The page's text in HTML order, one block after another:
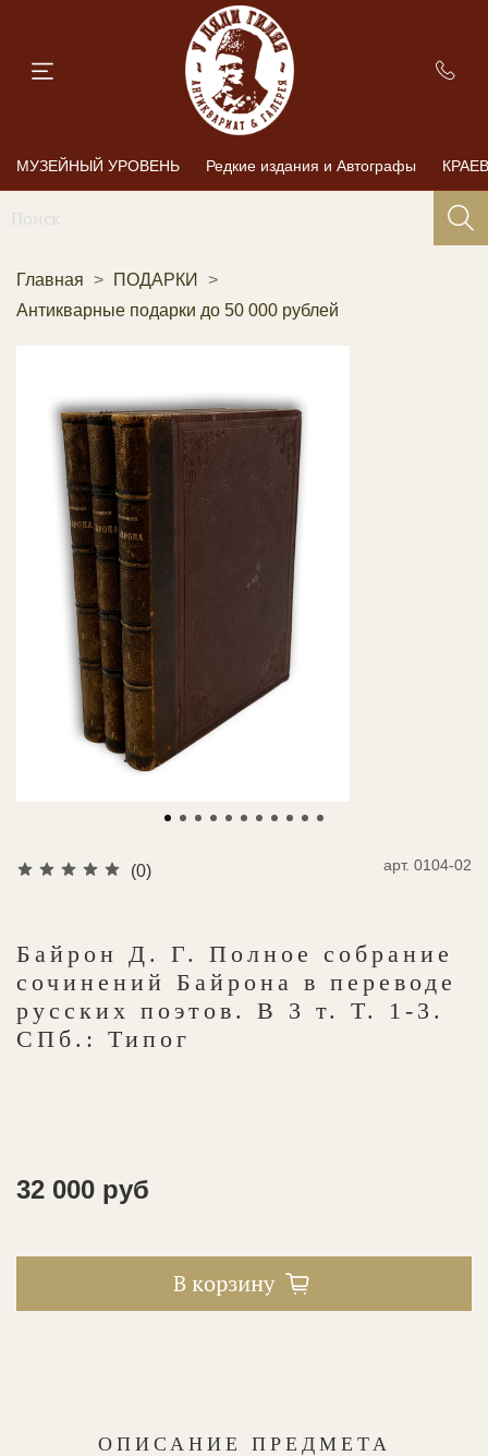
МУЗЕЙНЫЙ УРОВЕНЬ Редкие издания и Автографы
Главная
ПОДАРКИ
Антикварные подарки до 50 000 рублей
(0) арт. 0104-02
Байрон Д. Г. Полное собрание
сочинений Байрона в переводе
русских поэтов. В 3 т. Т. 1-3.
СПб.: Типог
32 000 руб
В корзину
ОПИСАНИЕ ПРЕДМЕТА